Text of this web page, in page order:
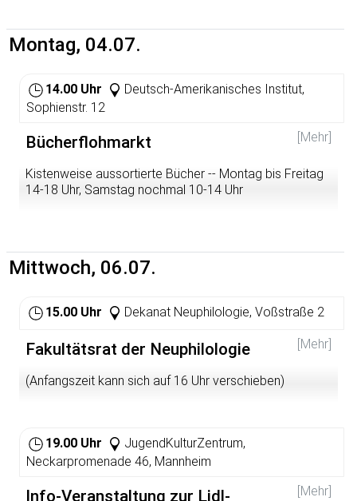
Montag, 04.07.
14.00 Uhr
Deutsch-Amerikanisches Institut,
Sophienstr. 12
[Mehr]
Bücherflohmarkt
Kistenweise aussortierte Bücher -- Montag bis Freitag
14-18 Uhr, Samstag nochmal 10-14 Uhr
Mittwoch, 06.07.
15.00 Uhr Dekanat Neuphilologie, Voßstraße 2
[Mehr]
Fakultätsrat der Neuphilologie
(Anfangszeit kann sich auf 16 Uhr verschieben)
19.00 Uhr
JugendKulturZentrum,
Neckarpromenade 46, Mannheim
[Mehr]
Info-Veranstaltung zur Lidl-